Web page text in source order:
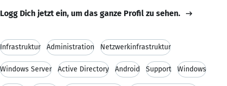
Logg Dich jetzt ein, um das ganze Profil zu sehen.
Infrastruktur Administration Netzwerkinfrastruktur
Windows Server Active Directory Android Support Windows